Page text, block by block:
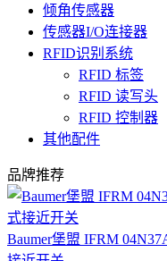
倾角传感器
传感器I/O连接器
RFID识别系统
RFID 标签
RFID 读写头
RFID 控制器
其他配件
品牌推荐
Baumer堡盟 IFRM